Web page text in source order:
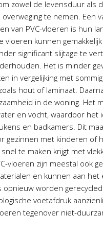
zowel de levensduur als
te nemen. Een
van PVC-vloeren is hun
vloeren kunnen
significant slijtage te
Het is minder
in vergelijking met
hout of laminaat.
in de woning. Het
en vocht, waardoor het
en badkamers. Dit
gezinnen met kinderen of
te maken krijgt met
vloeren zijn meestal ook
en kunnen aan het
opnieuw worden
voetafdruk
tegenover niet-